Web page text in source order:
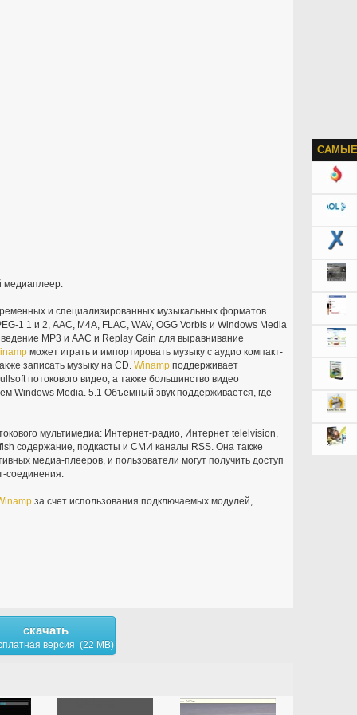
медиаплеер.
и специализированных музыкальных форматов
1 1 и 2, AAC, M4A, FLAC, WAV, OGG Vorbis и Windows Media
MP3 и AAC и Replay Gain для выравнивание
может играть и импортировать музыку с аудио компакт-
записать музыку на CD. Winampподдерживает
потокового видео, а также большинство видео
Windows Media. 5.1 Объемный звук поддерживается, где
мультимедиа: Интернет-радио, Интернет telelvision,
содержание, подкасты и СМИ каналы RSS. Она также
медиа-плееров, и пользователи могут получить доступ
соединения.
за счет использования подключаемых модулей,
скачать
версия (22 MB)